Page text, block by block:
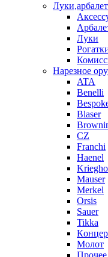
Луки
Нарезное
ATA
Benelli
Blaser
CZ
Franchi
Haenel
Mauser
Merkel
Orsis
Sauer
Tikka
Молот
Прочее